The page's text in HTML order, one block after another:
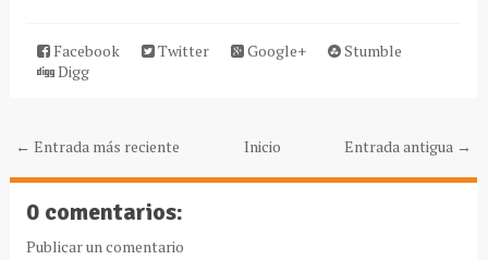
Facebook Twitter Google+
Stumble
Digg
← Entrada más reciente Entrada antigua →
Inicio
0 comentarios:
Publicar un comentario